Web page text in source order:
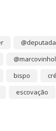
bispo
escovação